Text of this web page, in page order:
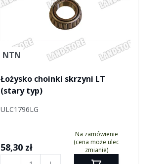
NTN
Łożysko choinki skrzyni LT
(stary typ)
ULC1796LG
58,30 zł
Na zamówienie
(cena może ulec
zmianie)